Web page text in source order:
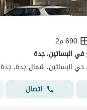
690 م2
في البساتين، جدة
حي البساتين، شمال جدة، جدة
اتصال